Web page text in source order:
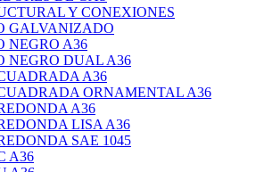
Y CONEXIONES
GALVANIZADO
NEGRO A36
NEGRO DUAL A36
A36
ORNAMENTAL A36
A36
LISA A36
SAE 1045
A36